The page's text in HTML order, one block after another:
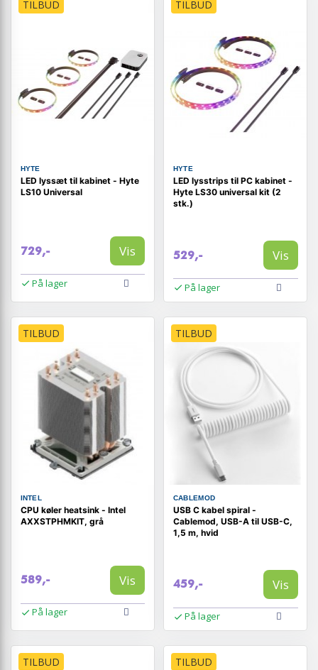
TILBUD
HYTE
LED lyssæt til kabinet - Hyte
LS10 Universal
729,- Vis
På lager
TILBUD
HYTE
LED lysstrips til PC kabinet -
Hyte LS30 universal kit (2
stk.)
529,- Vis
På lager
TILBUD
INTEL
CPU køler heatsink - Intel
AXXSTPHMKIT, grå
589,- Vis
På lager
TILBUD
CABLEMOD
USB C kabel spiral -
Cablemod, USB-A til USB-C,
1,5 m, hvid
459,- Vis
På lager
TILBUD TILBUD